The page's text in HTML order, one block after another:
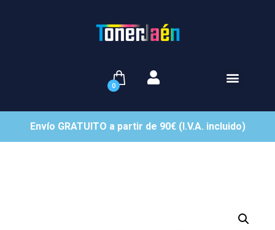
0
Envío GRATUITO a partir de 90€ (I.V.A. incluido)